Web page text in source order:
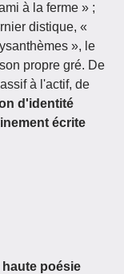
à la ferme » ;
distique, «
», le
propre gré. De
à l'actif, de
d'identité
écrite
haute poésie